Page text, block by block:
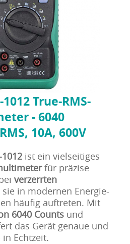
True-RMS-
- 6040
10A, 600V
ist ein vielseitiges
für präzise
verzerrten
sie in modernen Energie-
häufig auftreten. Mit
6040 Countsund
das Gerät genaue und
Echtzeit.